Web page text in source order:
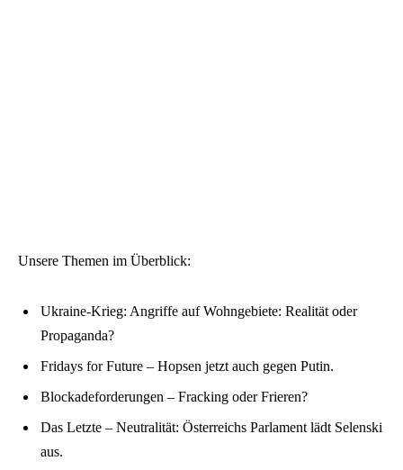
Unsere Themen im Überblick:
Ukraine-Krieg: Angriffe auf Wohngebiete: Realität oder
Propaganda?
Fridays for Future – Hopsen jetzt auch gegen Putin.
Blockadeforderungen – Fracking oder Frieren?
Das Letzte – Neutralität: Österreichs Parlament lädt Selenski
aus.